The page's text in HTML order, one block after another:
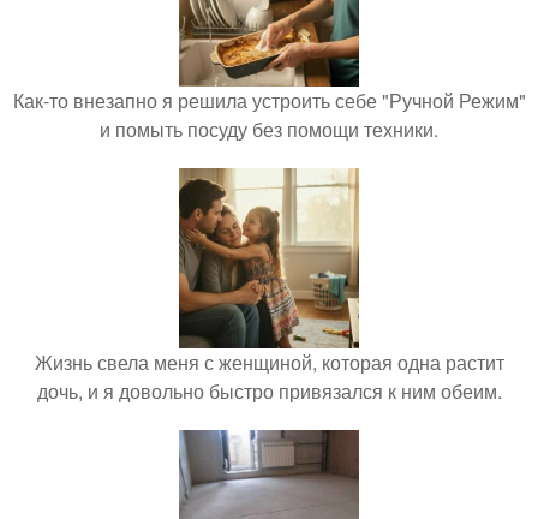
Как-то внезапно я решила устроить себе "Ручной Режим"
и помыть посуду без помощи техники.
Жизнь свела меня с женщиной, которая одна растит
дочь, и я довольно быстро привязался к ним обеим.